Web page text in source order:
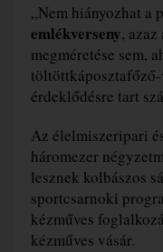
„Nem hiányozhat a
emlékverseny,
megméretése sem,
érdeklődésre tart
Az élelmiszeripari
háromezer
lesznek kolbászos
sportcsarnoki
kézműves
kézműves vásár.